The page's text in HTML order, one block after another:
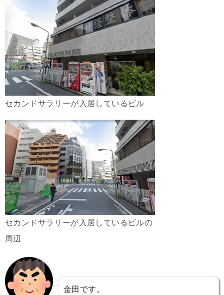
セカンドサラリーが入居しているビル
セカンドサラリーが入居しているビルの
周辺
金田です。